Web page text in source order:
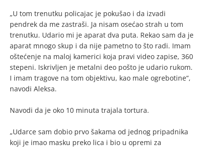
„U tom trenutku policajac je pokušao i da izvadi
pendrek da me zastraši. Ja nisam osećao strah u tom
trenutku. Udario mi je aparat dva puta. Rekao sam da je
aparat mnogo skup i da nije pametno to što radi. Imam
oštećenje na maloj kamerici koja pravi video zapise, 360
stepeni. Iskrivljen je metalni deo pošto je udario rukom.
I imam tragove na tom objektivu, kao male ogrebotine“,
navodi Aleksa.
Navodi da je oko 10 minuta trajala tortura.
„Udarce sam dobio prvo šakama od jednog pripadnika
koji je imao masku preko lica i bio u opremi za